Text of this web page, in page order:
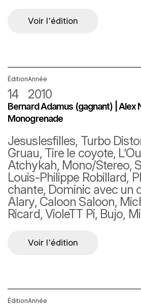
Voir l'édition
Édition
14
Année
2010
Bernard Adamus (gagnant) | Alex
Monogrenade
Jesuslesfilles, Turbo
Gruau, Tire le coyote,
Atchykah, Mono/Stereo,
Louis-Philippe Robillard,
chante, Dominic avec un
Alary, Caloon Saloon,
Ricard, VioleTT Pi, Bujo,
Voir l'édition
ÉditionAnnée